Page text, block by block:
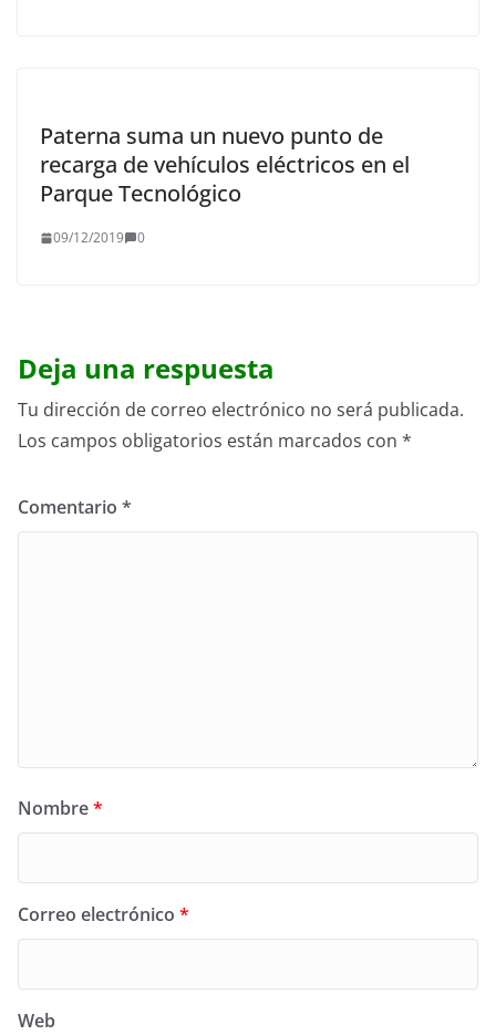
Paterna suma un nuevo punto de
recarga de vehículos eléctricos en el
Parque Tecnológico
09/12/2019 0
Deja una respuesta
Tu dirección de correo electrónico no será publicada.
Los campos obligatorios están marcados con *
Comentario *
Nombre*
Correo electrónico *
Web